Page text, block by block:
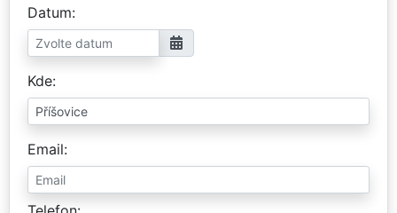
Datum
Kde
Email